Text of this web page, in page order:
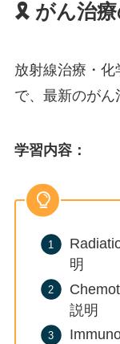
🎗️ がん治
放射線治療・化
で、最新のがん
学習内容：
明
説明